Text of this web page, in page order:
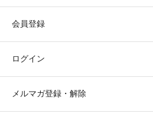
会員登録
ログイン
メルマガ登録・解除